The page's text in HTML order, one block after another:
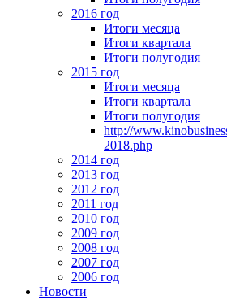
2016 год
Итоги месяца
Итоги квартала
Итоги полугодия
2015 год
Итоги месяца
Итоги квартала
Итоги полугодия
http://
2018.php
2014 год
2013 год
2012 год
2011 год
2010 год
2009 год
2008 год
2007 год
2006 год
Новости